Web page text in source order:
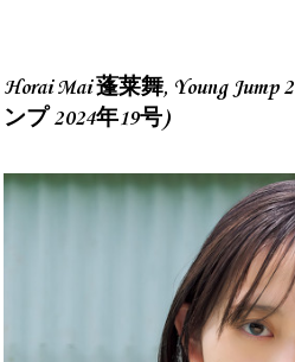
Horai Mai 蓬莱舞, Young Jump
ンプ 2024年19号)